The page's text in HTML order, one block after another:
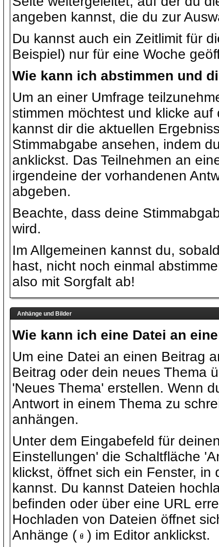
angeben kannst, die du zur
Du kannst auch ein Zeitlimit für
Beispiel) nur für eine Woche
Wie kann ich abstimmen und
Um an einer Umfrage
stimmen möchtest und klicke
kannst dir die aktuellen
Stimmabgabe ansehen, indem
anklickst. Das Teilnehmen an
irgendeine der vorhandenen
abgeben.
Beachte, dass deine
wird.
Im Allgemeinen kannst du,
hast, nicht noch einmal
also mit Sorgfalt ab!
Anhänge und Bilder
Wie kann ich eine Datei an
Um eine Datei an einen Beitrag
Beitrag oder dein neues Thema
'Neues Thema' erstellen. Wenn
Antwort in einem Thema zu
anhängen.
Unter dem Eingabefeld für
Einstellungen' die Schaltfläche
klickst, öffnet sich ein Fenster,
kannst. Du kannst Dateien
befinden oder über eine URL
Hochladen von Dateien öffnet
Anhänge (
) im Editor anklickst.